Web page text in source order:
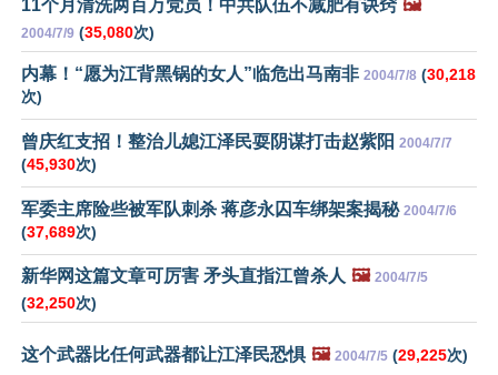
11个月清洗两百万党员！中共队伍不减肥有诀窍 🖼️
2004/7/9 (35,080次)
内幕！“愿为江背黑锅的女人”临危出马南非 2004/7/8 (30,218
次)
曾庆红支招！整治儿媳江泽民耍阴谋打击赵紫阳 2004/7/7
(45,930次)
军委主席险些被军队刺杀 蒋彦永囚车绑架案揭秘 2004/7/6
(37,689次)
新华网这篇文章可厉害 矛头直指江曾杀人 🖼️ 2004/7/5
(32,250次)
这个武器比任何武器都让江泽民恐惧 🖼️ 2004/7/5 (29,225次)